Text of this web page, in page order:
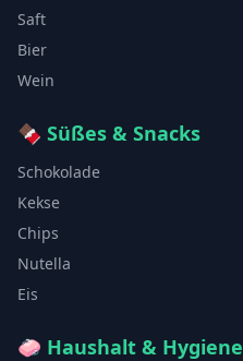
Saft
Bier
Wein
🍫 Süßes & Snacks
Schokolade
Kekse
Chips
Nutella
Eis
🧼 Haushalt & Hygiene